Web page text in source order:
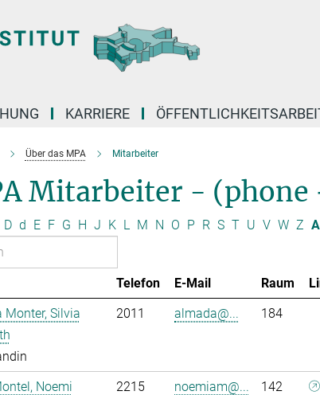
KARRIERE
Über das MPA Mitarbeiter
Mitarbeiter - (phone
D d E F G H J K L M N O P R S T U V W Z
Telefon E-Mail Raum
Monter, Silvia
2011 almada@... 184
Noemi 2215 noemiam@... 142